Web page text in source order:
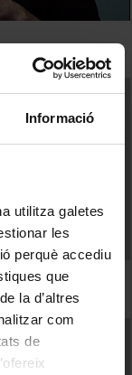
Informació
utilitza galetes
les
perquè accediu
que
la d’altres
com
de